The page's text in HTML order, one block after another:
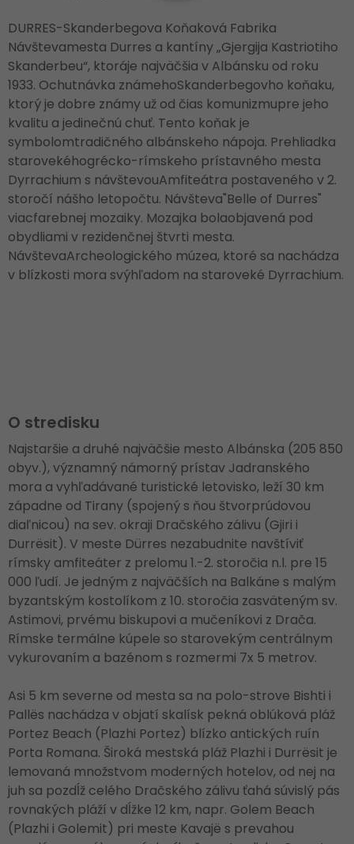
DURRES-Skanderbegova Koňaková Fabrika
Návštevamesta Durres a kantíny „Gjergija Kastriotiho
Skanderbeu“, ktoráje najväčšia v Albánsku od roku
1933. Ochutnávka známehoSkanderbegovho koňaku,
ktorý je dobre známy už od čias komunizmupre jeho
kvalitu a jedinečnú chuť. Tento koňak je
symbolomtradičného albánskeho nápoja. Prehliadka
starovekéhogrécko-rímskeho prístavného mesta
Dyrrachium s návštevouAmfiteátra postaveného v 2.
storočí nášho letopočtu. Návšteva"Belle of Durres"
viacfarebnej mozaiky. Mozajka bolaobjavená pod
obydliami v rezidenčnej štvrti mesta.
NávštevaArcheologického múzea, ktoré sa nachádza
v blízkosti mora svýhľadom na staroveké Dyrrachium.
O stredisku
Najstaršie a druhé najväčšie mesto Albánska (205 850
obyv.), významný námorný prístav Jadranského
mora a vyhľadávané turistické letovisko, leží 30 km
západne od Tirany (spojený s ňou štvorprúdovou
diaľnicou) na sev. okraji Dračského zálivu (Gjiri i
Durrësit). V meste Dürres nezabudnite navštíviť
rímsky amfiteáter z prelomu 1.-2. storočia n.l. pre 15
000 ľudí. Je jedným z najväčších na Balkáne s malým
byzantským kostolíkom z 10. storočia zasväteným sv.
Astimovi, prvému biskupovi a mučeníkovi z Drača.
Rímske termálne kúpele so starovekým centrálnym
vykurovaním a bazénom s rozmermi 7x 5 metrov.
Asi 5 km severne od mesta sa na polo-strove Bishti i
Pallës nachádza v objatí skalísk pekná oblúková pláž
Portez Beach (Plazhi Portez) blízko antických ruín
Porta Romana. Široká mestská pláž Plazhi i Durrësit je
lemovaná množstvom moderných hotelov, od nej na
juh sa pozdĺž celého Dračského zálivu ťahá súvislý pás
rovnakých pláží v dĺžke 12 km, napr. Golem Beach
(Plazhi i Golemit) pri meste Kavajë s prevahou